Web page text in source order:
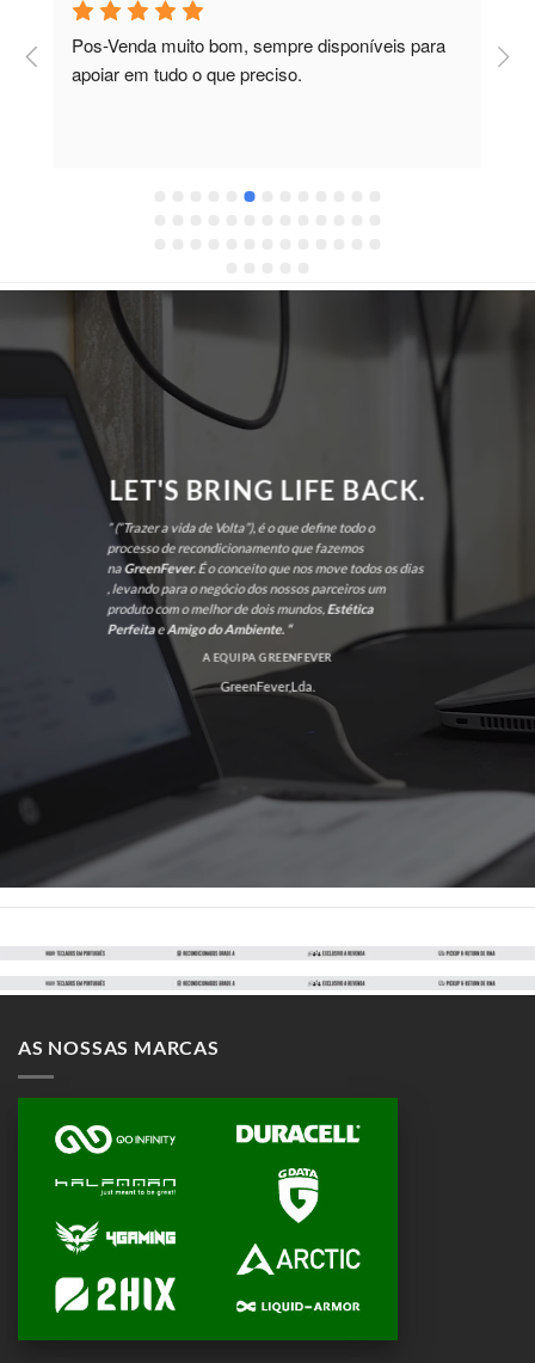
Pos-Venda muito bom, sempre disponíveis para
apoiar em tudo o que preciso.
LET'S BRING LIFE BACK.
” (“Trazer a vida de Volta”), é o que define todo o
processo de recondicionamento que fazemos
naGreenFever. É o conceito que nos move todos os dias
, levando para o negócio dos nossos parceiros um
produto com o melhor de dois mundos,Estética
PerfeitaeAmigo do Ambiente. “
A EQUIPA GREENFEVER
GreenFever,Lda.
AS NOSSAS MARCAS